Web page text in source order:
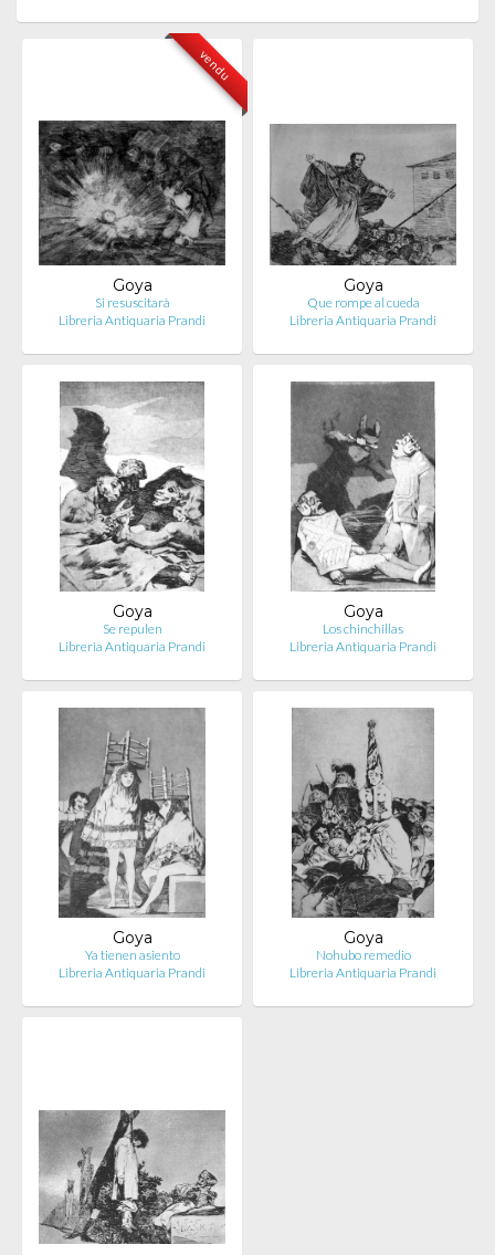
vendu
Goya
Si resuscitarà
Libreria Antiquaria Prandi
Goya
Que rompe al cueda
Libreria Antiquaria Prandi
Goya
Se repulen
Libreria Antiquaria Prandi
Goya
Los chinchillas
Libreria Antiquaria Prandi
Goya
Ya tienen asiento
Libreria Antiquaria Prandi
Goya
Nohubo remedio
Libreria Antiquaria Prandi